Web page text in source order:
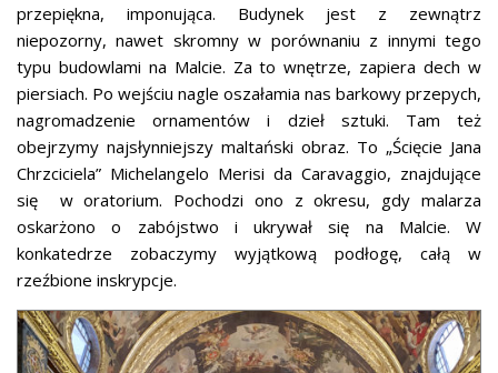
przepiękna, imponująca. Budynek jest z zewnątrz
niepozorny, nawet skromny w porównaniu z innymi tego
typu budowlami na Malcie. Za to wnętrze, zapiera dech w
piersiach. Po wejściu nagle oszałamia nas barkowy przepych,
nagromadzenie ornamentów i dzieł sztuki. Tam też
obejrzymy najsłynniejszy maltański obraz. To „Ścięcie Jana
Chrzciciela” Michelangelo Merisi da Caravaggio, znajdujące
się w oratorium. Pochodzi ono z okresu, gdy malarza
oskarżono o zabójstwo i ukrywał się na Malcie. W
konkatedrze zobaczymy wyjątkową podłogę, całą w
rzeźbione inskrypcje.